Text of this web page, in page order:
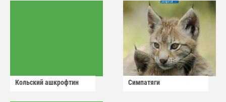
Кольский ашкрофтин Симпатяги